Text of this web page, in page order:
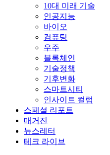
10대 미래 기술
인공지능
바이오
컴퓨팅
우주
블록체인
기술정책
기후변화
스마트시티
인사이트 컬럼
스페셜 리포트
매거진
뉴스레터
테크 라이브